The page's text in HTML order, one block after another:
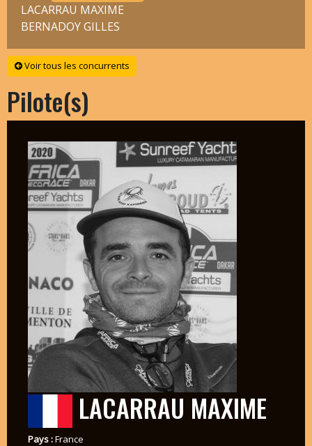
LACARRAU MAXIME
BERNADOY GILLES
Voir tous les concurrents
Pilote(s)
LACARRAU MAXIME
Pays :France